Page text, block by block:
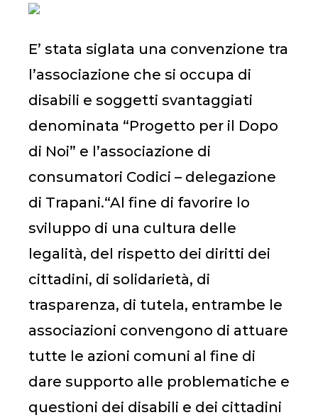
E’ stata siglata una convenzione tra
l’associazione che si occupa di
disabili e soggetti svantaggiati
denominata “Progetto per il Dopo
di Noi” e l’associazione di
consumatori Codici – delegazione
di Trapani.“Al fine di favorire lo
sviluppo di una cultura delle
legalità, del rispetto dei diritti dei
cittadini, di solidarietà, di
trasparenza, di tutela, entrambe le
associazioni convengono di attuare
tutte le azioni comuni al fine di
dare supporto alle problematiche e
questioni dei disabili e dei cittadini